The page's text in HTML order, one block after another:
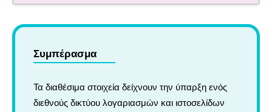
Συμπέρασμα
Τα διαθέσιμα στοιχεία δείχνουν την ύπαρξη ενός
διεθνούς δικτύου λογαριασμών και ιστοσελίδων